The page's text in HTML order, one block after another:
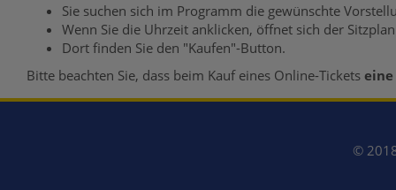
Sie suchen sich im Programm die gewünschte
Wenn Sie die Uhrzeit anklicken, öffnet sich der
Dort finden Sie den "Kaufen"-Button.
Bitte beachten Sie, dass beim Kauf eines Online-Tickets
©